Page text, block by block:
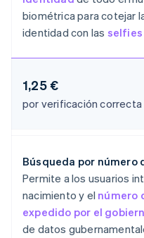
biométrica para cotejar
identidad con las selfies
1,25 €
por verificación correcta
Búsqueda por
Permite a los usuarios
nacimiento y el número
expedido por el
de datos
Bulgaria
English
China continental
简体中文
Chipre
Dinamarca
English
Emiratos Árabes
Eslovaquia